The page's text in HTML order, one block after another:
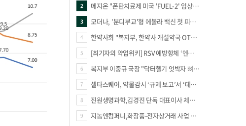
2 메지온 "폰탄치료제 미국 'FUEL-2' 임상 프로토콜 영국 승인"
3 모더나, '분디부교'형 에볼라 백신 첫 피험자 접종
4 한약사회 "복지부, 한약사 개설약국 OTC 공급 방해 더는 방관 말아야"
5 [최기자의 약업위키] RSV 예방항체 ‘엔플론시아’
6 복지부 이중규 국장 "닥터헬기 엇박자 뼈아파… 외상체계 전면 재정립"
7 셀타스퀘어, 약물감시 ‘규제 보고’서 ‘데이터 의사결정’으로 "PVX 전환 요구 커진다"
8 진원생명과학,김경진 단독 대표이사 체제 돌입
9 지놈앤컴퍼니,화장품-전자상거래 사업 진출